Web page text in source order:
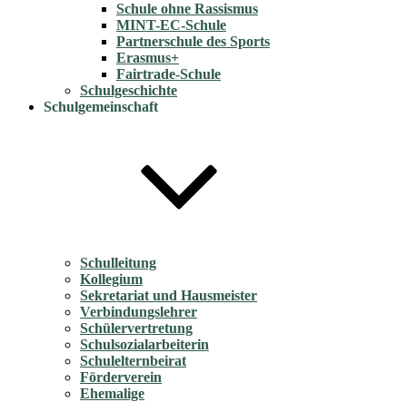
Schule ohne Rassismus
MINT-EC-Schule
Partnerschule des Sports
Erasmus+
Fairtrade-Schule
Schulgeschichte
Schulgemeinschaft
Schulleitung
Kollegium
Sekretariat und Hausmeister
Verbindungslehrer
Schülervertretung
Schulsozialarbeiterin
Schulelternbeirat
Förderverein
Ehemalige